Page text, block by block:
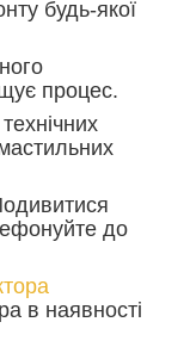
будь-якої
процес.
до
в наявності